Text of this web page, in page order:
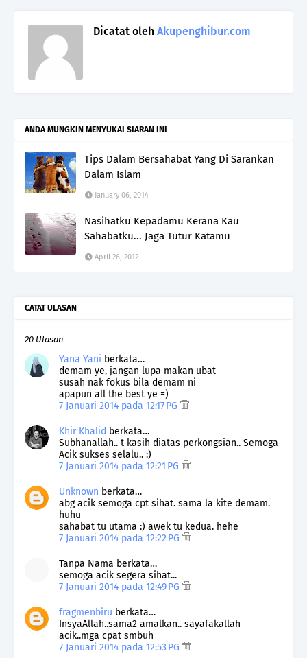
Dicatat oleh Akupenghibur.com
ANDA MUNGKIN MENYUKAI SIARAN INI
Tips Dalam Bersahabat Yang Di Sarankan
Dalam Islam
January 06, 2014
Nasihatku Kepadamu Kerana Kau
Sahabatku... Jaga Tutur Katamu
April 26, 2012
CATAT ULASAN
20 Ulasan
Yana Yani berkata…
demam ye, jangan lupa makan ubat
susah nak fokus bila demam ni
apapun all the best ye =)
7 Januari 2014 pada 12:17 PG
Khir Khalid berkata…
Subhanallah.. t kasih diatas perkongsian.. Semoga
Acik sukses selalu.. :)
7 Januari 2014 pada 12:21 PG
Unknown berkata…
abg acik semoga cpt sihat. sama la kite demam.
huhu
sahabat tu utama :) awek tu kedua. hehe
7 Januari 2014 pada 12:22 PG
Tanpa Nama berkata…
semoga acik segera sihat...
7 Januari 2014 pada 12:49 PG
fragmenbiru berkata…
InsyaAllah..sama2 amalkan.. sayafakallah
acik..mga cpat smbuh
7 Januari 2014 pada 12:53 PG